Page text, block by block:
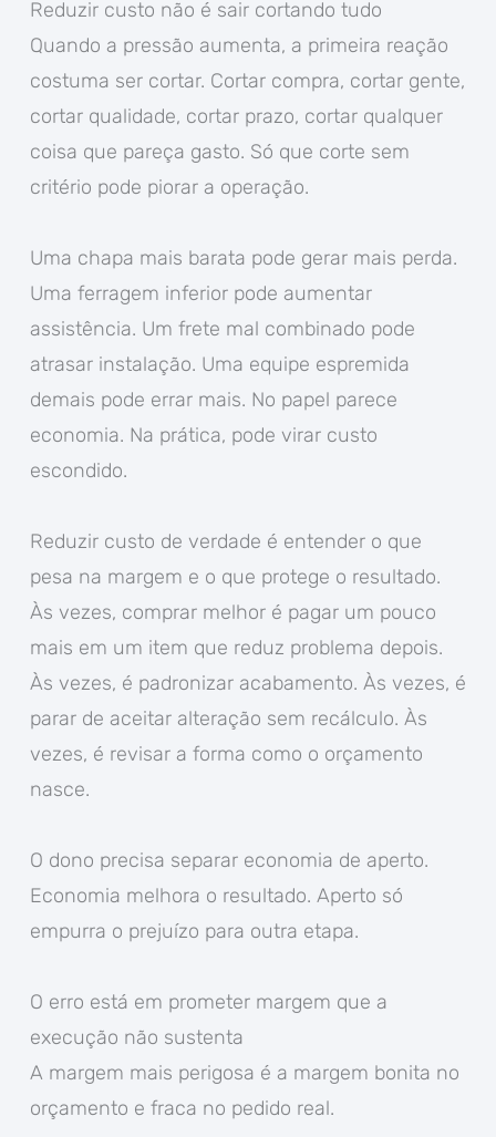
Reduzir custo não é sair cortando tudo
Quando a pressão aumenta, a primeira reação
costuma ser cortar. Cortar compra, cortar gente,
cortar qualidade, cortar prazo, cortar qualquer
coisa que pareça gasto. Só que corte sem
critério pode piorar a operação.
Uma chapa mais barata pode gerar mais perda.
Uma ferragem inferior pode aumentar
assistência. Um frete mal combinado pode
atrasar instalação. Uma equipe espremida
demais pode errar mais. No papel parece
economia. Na prática, pode virar custo
escondido.
Reduzir custo de verdade é entender o que
pesa na margem e o que protege o resultado.
Às vezes, comprar melhor é pagar um pouco
mais em um item que reduz problema depois.
Às vezes, é padronizar acabamento. Às vezes, é
parar de aceitar alteração sem recálculo. Às
vezes, é revisar a forma como o orçamento
nasce.
O dono precisa separar economia de aperto.
Economia melhora o resultado. Aperto só
empurra o prejuízo para outra etapa.
O erro está em prometer margem que a
execução não sustenta
A margem mais perigosa é a margem bonita no
orçamento e fraca no pedido real.